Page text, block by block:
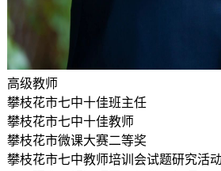
高级教师
攀枝花市七中十佳班主任
攀枝花市七中十佳教师
攀枝花市微课大赛二等奖
攀枝花市七中教师培训会试题研究活